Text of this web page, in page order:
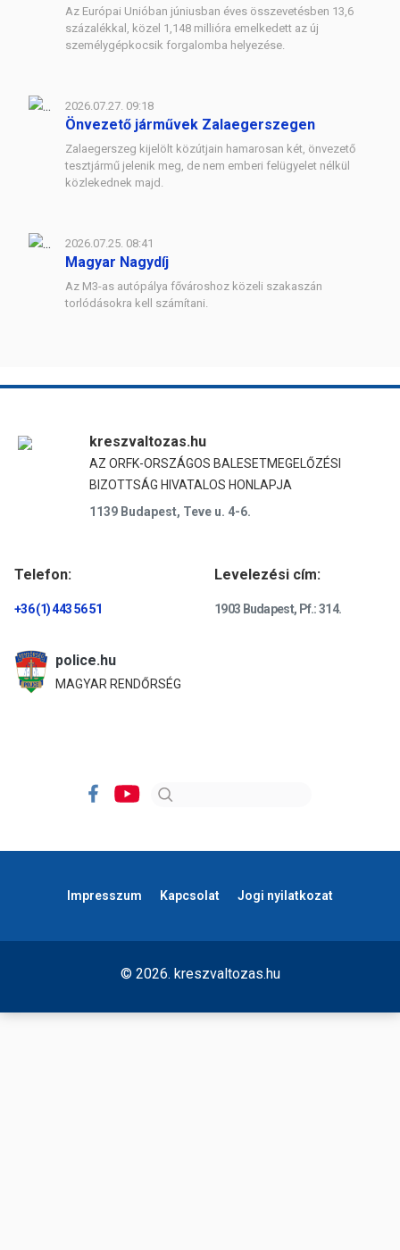
Az Európai Unióban júniusban éves összevetésben 13,6
százalékkal, közel 1,148 millióra emelkedett az új
személygépkocsik forgalomba helyezése.
2026.07.27. 09:18
Önvezető járművek Zalaegerszegen
Zalaegerszeg kijelölt közútjain hamarosan két, önvezető
tesztjármű jelenik meg, de nem emberi felügyelet nélkül
közlekednek majd.
2026.07.25. 08:41
Magyar Nagydíj
Az M3-as autópálya fővároshoz közeli szakaszán
torlódásokra kell számítani.
kreszvaltozas.hu
AZ ORFK-ORSZÁGOS BALESETMEGELŐZÉSI
BIZOTTSÁG HIVATALOS HONLAPJA
1139 Budapest, Teve u. 4-6.
Telefon:
+36 (1) 443 56 51
Levelezési cím:
1903 Budapest, Pf.: 314.
police.hu
MAGYAR RENDŐRSÉG
Impresszum Kapcsolat Jogi nyilatkozat
© 2026. kreszvaltozas.hu